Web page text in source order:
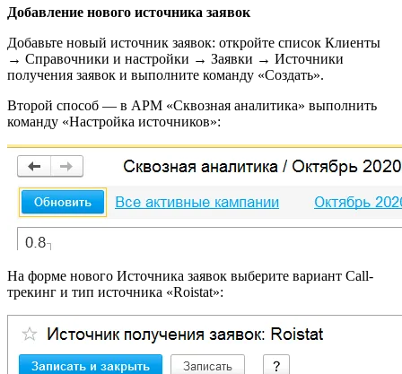
Добавление нового источника заявок
Добавьте новый источник заявок: откройте список Клиенты
→ Справочники и настройки → Заявки → Источники
получения заявок и выполните команду «Создать».
Второй способ — в АРМ «Сквозная аналитика» выполнить
команду «Настройка источников»:
На форме нового Источника заявок выберите вариант Call-
трекинг и тип источника «Roistat»: